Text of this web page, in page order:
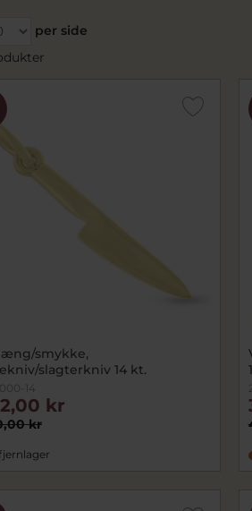
per side
smykke,
slagterkniv 14 kt.
14
kr
kr